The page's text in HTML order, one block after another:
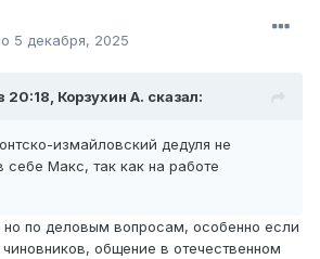
5 декабря, 2025
20:18, Корзухин А. сказал:
измайловский дедуля не
себе Макс, так как на работе
по деловым вопросам, особенно если
общение в отечественном